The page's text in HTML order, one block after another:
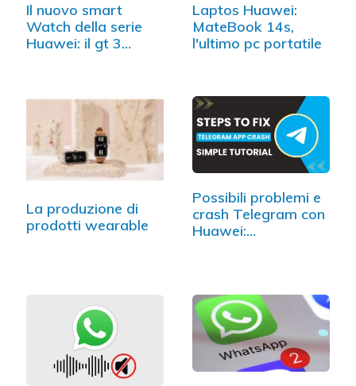
Il nuovo smart
Watch della serie
Huawei: il gt 3
Laptos Huawei:
MateBook 14s,
l'ultimo pc portatile
La produzione di
prodotti wearable
Possibili problemi e
crash Telegram con
Huawei:…